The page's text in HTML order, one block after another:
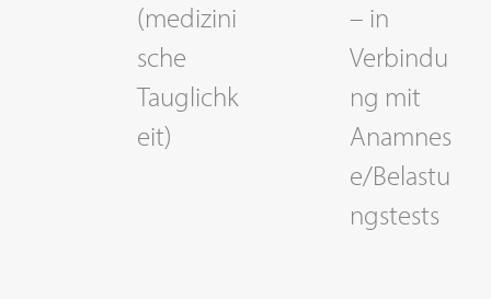
(medizini
sche
Tauglichk
eit)
– in
Verbindu
ng mit
Anamnes
e/Belastu
ngstests